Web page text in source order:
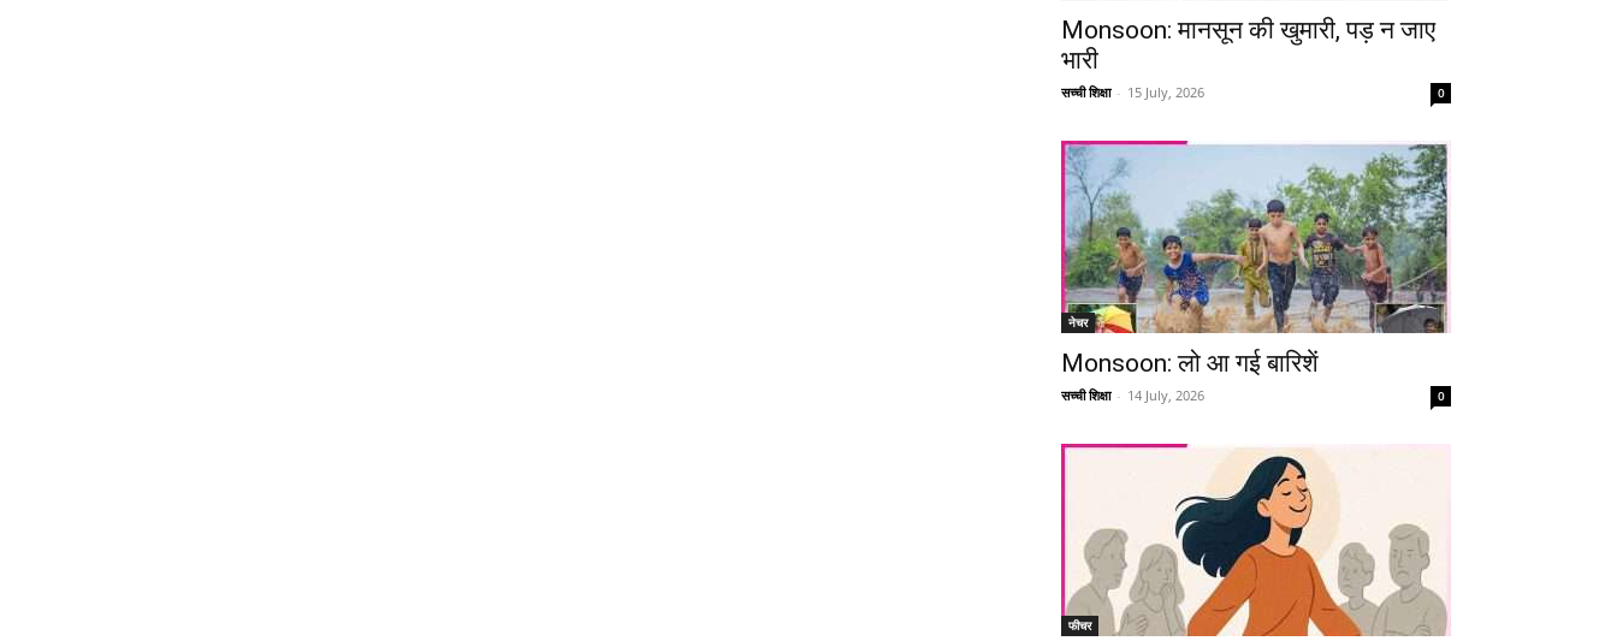
Monsoon: मानसून की खुमारी, पड़ न जाए
भारी
सच्ची शिक्षा - 15 July, 2026 0
नेचर
Monsoon: लो आ गई बारिशें
सच्ची शिक्षा - 14 July, 2026 0
फीचर